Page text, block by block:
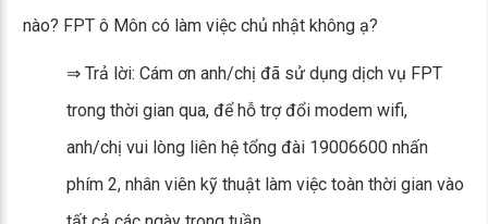
nào? FPT ô Môn có làm việc chủ nhật không ạ?
⇒ Trả lời: Cám ơn anh/chị đã sử dụng dịch vụ FPT
trong thời gian qua, để hỗ trợ đổi modem wifi,
anh/chị vui lòng liên hệ tổng đài 19006600 nhấn
phím 2, nhân viên kỹ thuật làm việc toàn thời gian vào